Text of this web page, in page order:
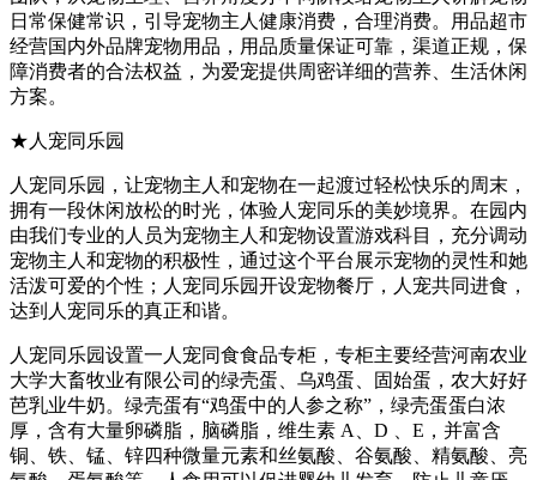
日常保健常识，引导宠物主人健康消费，合理消费。用品超市
经营国内外品牌宠物用品，用品质量保证可靠，渠道正规，保
障消费者的合法权益，为爱宠提供周密详细的营养、生活休闲
方案。
★人宠同乐园
人宠同乐园，让宠物主人和宠物在一起渡过轻松快乐的周末，
拥有一段休闲放松的时光，体验人宠同乐的美妙境界。在园内
由我们专业的人员为宠物主人和宠物设置游戏科目，充分调动
宠物主人和宠物的积极性，通过这个平台展示宠物的灵性和她
活泼可爱的个性；人宠同乐园开设宠物餐厅，人宠共同进食，
达到人宠同乐的真正和谐。
人宠同乐园设置一人宠同食食品专柜，专柜主要经营河南农业
大学大畜牧业有限公司的绿壳蛋、乌鸡蛋、固始蛋，农大好好
芭乳业牛奶。绿壳蛋有“鸡蛋中的人参之称”，绿壳蛋蛋白浓
厚，含有大量卵磷脂，脑磷脂，维生素 A、D 、E，并富含
铜、铁、锰、锌四种微量元素和丝氨酸、谷氨酸、精氨酸、亮